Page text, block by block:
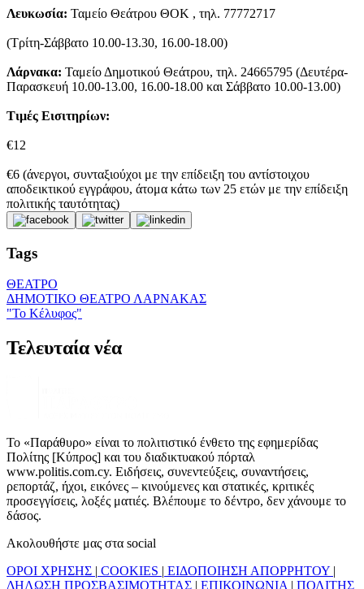
Λευκωσία: Ταμείο Θεάτρου ΘΟΚ , τηλ. 77772717
(Τρίτη-Σάββατο 10.00-13.30, 16.00-18.00)
Λάρνακα: Ταμείο Δημοτικού Θεάτρου, τηλ. 24665795 (Δευτέρα-
Παρασκευή 10.00-13.00, 16.00-18.00 και Σάββατο 10.00-13.00)
Τιμές Εισιτηρίων:
€12
€6 (άνεργοι, συνταξιούχοι με την επίδειξη του αντίστοιχου
αποδεικτικού εγγράφου, άτομα κάτω των 25 ετών με την επίδειξη
πολιτικής ταυτότητας)
Tags
ΘΕΑΤΡΟ
ΔΗΜΟΤΙΚΟ ΘΕΑΤΡΟ ΛΑΡΝΑΚΑΣ
"Το Κέλυφος"
Τελευταία νέα
Το «Παράθυρο» είναι το πολιτιστικό ένθετο της εφημερίδας
Πολίτης [Κύπρος] και του διαδικτυακού πόρταλ
www.politis.com.cy. Ειδήσεις, συνεντεύξεις, συναντήσεις,
ρεπορτάζ, ήχοι, εικόνες – κινούμενες και στατικές, κριτικές
προσεγγίσεις, λοξές ματιές. Βλέπουμε το δέντρο, δεν χάνουμε το
δάσος.
Ακολουθήστε μας στα social
ΟΡΟΙ ΧΡΗΣΗΣ | COOKIES | ΕΙΔΟΠΟΙΗΣΗ ΑΠΟΡΡΗΤΟΥ |
ΔΗΛΩΣΗ ΠΡΟΣΒΑΣΙΜΟΤΗΤΑΣ | ΕΠΙΚΟΙΝΩΝΙΑ | ΠΟΛΙΤΗΣ